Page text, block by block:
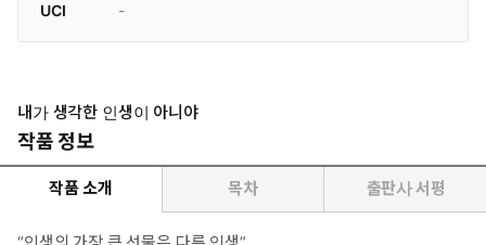
UCI
-
내가 생각한 인생이 아니야
작품 정보
작품 소개 목차 출판사 서평